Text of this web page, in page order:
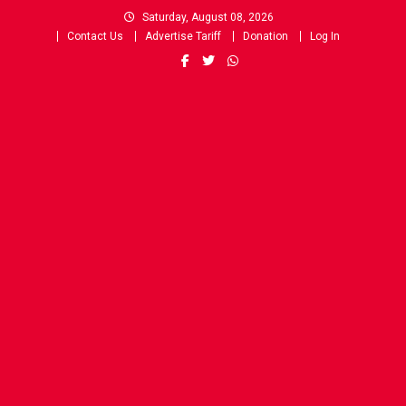
Saturday, August 08, 2026
Contact Us
Advertise Tariff Donation Log In